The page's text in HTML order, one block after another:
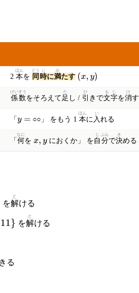
2 本
ほん
を 同
どう
時
じ
に満
み
たす (x,
(x, y)
係
けい
数
すう
をそろえて足
た
し / 引
ひ
きで文
も
字
じ
を消
け
す
「 y
y = ○○」 をもう 1本
ほん
に 入
い
れる
「 何
なに
を x,
y
x, yにおくか」 を 自
じ
分
ぶん
で決
き
める
を解
と
ける
11} を解
と
ける
る